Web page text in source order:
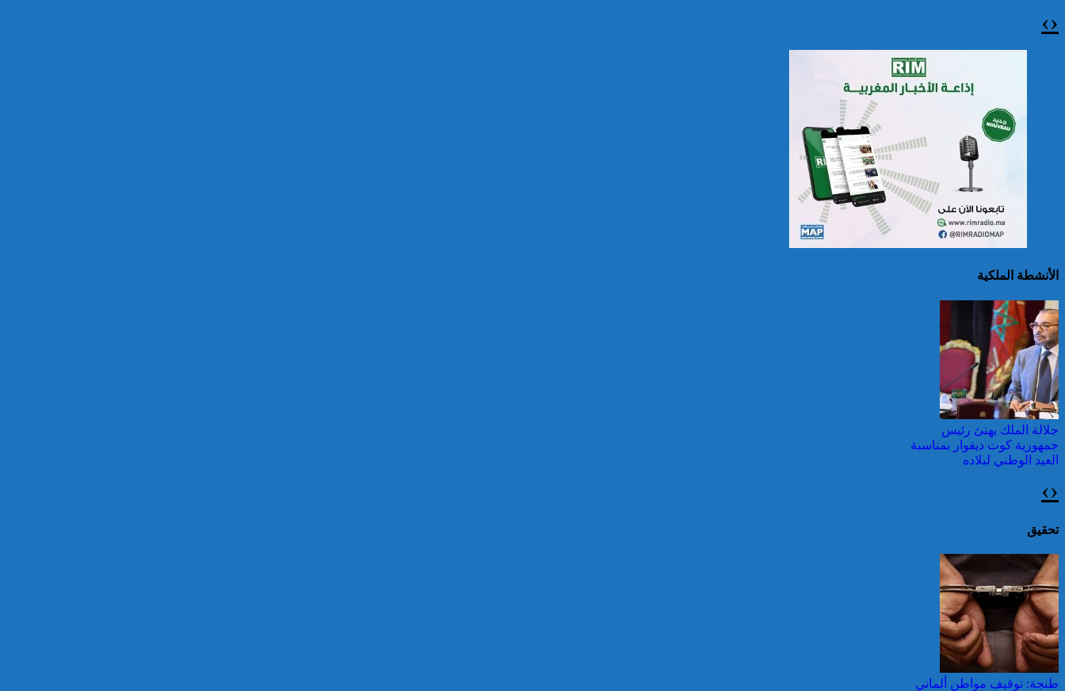
سريلانكا: إغلاق بعض
المدارس في مناطق جبلية
الصين تصدر إنذارين
لمواجهة العواصف المطيرة
وطقس شديد الحمل
الحراري
مكافحة حريق في شمال
قرابة ألف حريق في غابات
كندا وسحب الدخان تصل
‹
›
الأنشطة الملكية
جلالة الملك يهنئ رئيس
جمهورية كوت ديفوار بمناسبة
العيد الوطني لبلاده
جلالة الملك يتلقى برقية تهنئة
من رئيس جمهورية سلوفاكيا
بمناسبة ذكرى عيد العرش
المجيد
‹
›
تحقيق
طنجة: توقيف مواطن ألماني